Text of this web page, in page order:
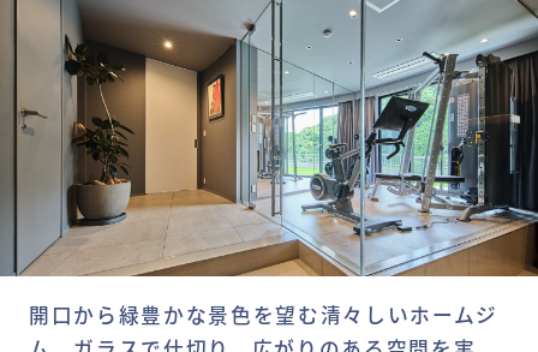
開口から緑豊かな景色を望む清々しいホームジ